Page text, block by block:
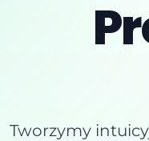
Tworzymy